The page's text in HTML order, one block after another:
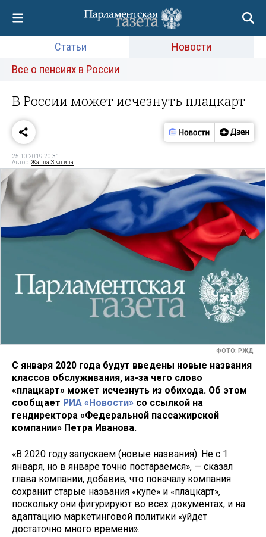
Статьи
Новости
Все о пенсиях в России
В России может исчезнуть плацкарт
25.10.2019 20:31
Автор:Жанна Звягина
ФОТО: РЖД
С января 2020 года будут введены новые названия
классов обслуживания, из-за чего слово
«плацкарт» может исчезнуть из обихода. Об этом
сообщает РИА «Новости» со ссылкой на
гендиректора «Федеральной пассажирской
компании» Петра Иванова.
«В 2020 году запускаем (новые названия). Не с 1
января, но в январе точно постараемся», — сказал
глава компании, добавив, что поначалу компания
сохранит старые названия «купе» и «плацкарт»,
поскольку они фигурируют во всех документах, и на
адаптацию маркетинговой политики «уйдет
достаточно много времени».